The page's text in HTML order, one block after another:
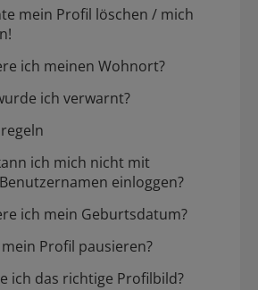
mein Profil löschen / mich
ich meinen Wohnort?
ich verwarnt?
ich mich nicht mit
einloggen?
ich mein Geburtsdatum?
Profil pausieren?
ich das richtige Profilbild?